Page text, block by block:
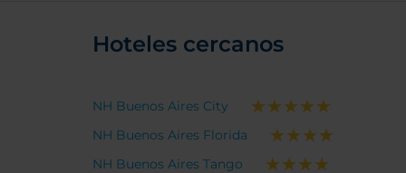
Hoteles cercanos
NH Buenos Aires City
NH Buenos Aires Florida
NH Buenos Aires Tango